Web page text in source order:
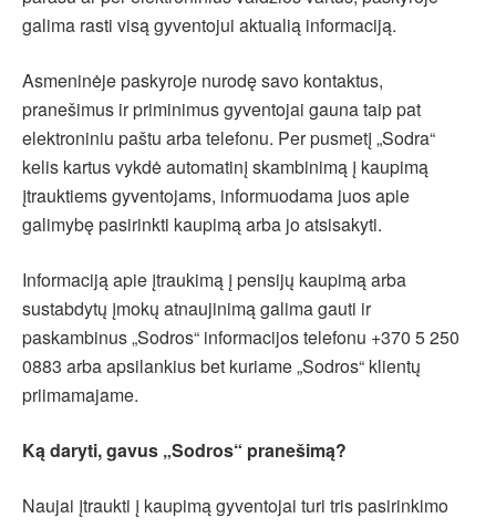
galima rasti visą gyventojui aktualią informaciją.
Asmeninėje paskyroje nurodę savo kontaktus,
pranešimus ir priminimus gyventojai gauna taip pat
elektroniniu paštu arba telefonu. Per pusmetį „Sodra“
kelis kartus vykdė automatinį skambinimą į kaupimą
įtrauktiems gyventojams, informuodama juos apie
galimybę pasirinkti kaupimą arba jo atsisakyti.
Informaciją apie įtraukimą į pensijų kaupimą arba
sustabdytų įmokų atnaujinimą galima gauti ir
paskambinus „Sodros“ informacijos telefonu +370 5 250
0883 arba apsilankius bet kuriame „Sodros“ klientų
priimamajame.
Ką daryti, gavus „Sodros“ pranešimą?
Naujai įtraukti į kaupimą gyventojai turi tris pasirinkimo